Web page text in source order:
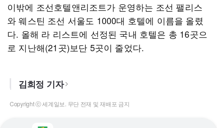
이밖에 조선호텔앤리조트가 운영하는 조선 팰리스
와 웨스틴 조선 서울도 1000대 호텔에 이름을 올렸
다. 올해 라 리스트에 선정된 국내 호텔은 총 16곳으
로 지난해(21곳)보단 5곳이 줄었다.
김희정 기자
Copyright ⓒ 세계일보. 무단 전재 및 재배포 금지